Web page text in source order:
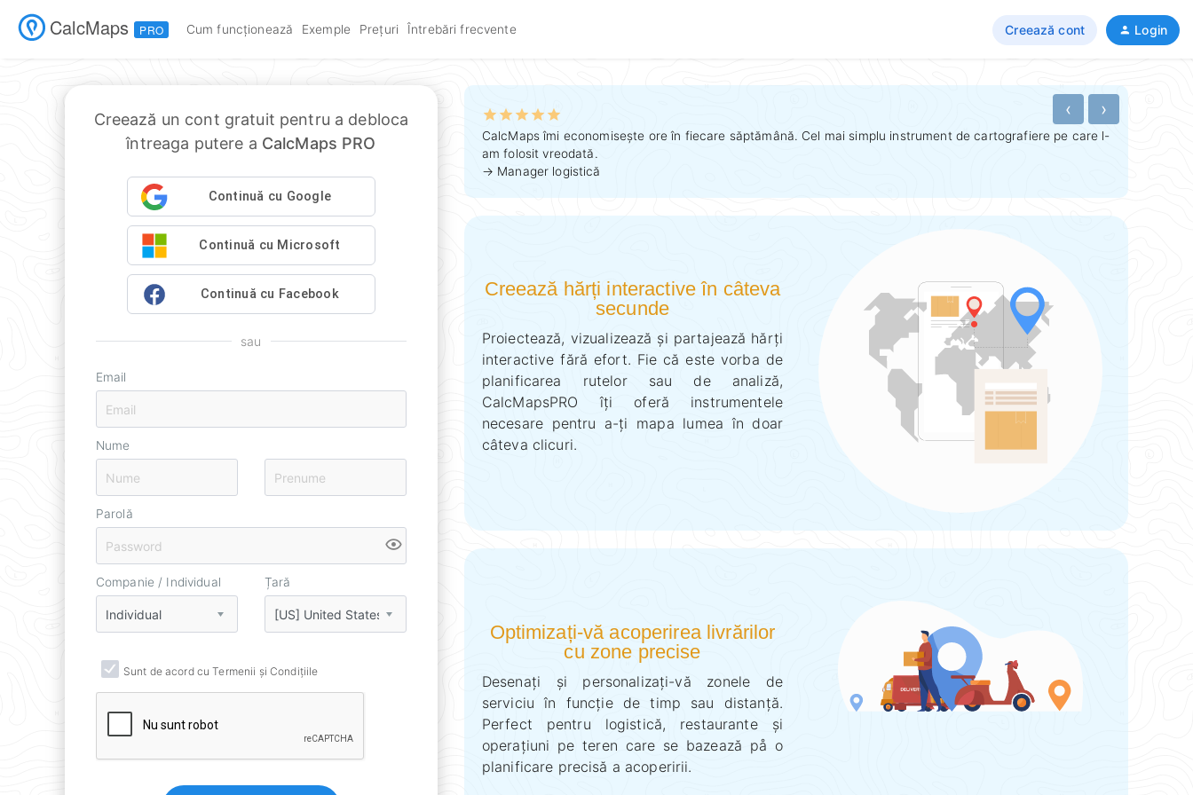
CalcMaps PRO Cum funcționează Exemple Prețuri Întrebări frecvente Creează cont Login
Creează un cont gratuit pentru a debloca
întreaga putere a CalcMaps PRO
Continuă cu Google
Continuă cu Microsoft
Continuă cu Facebook
sau
Email
Nume
Parolă
Companie / Individual Țară
Sunt de acord cu Termenii și Condițiile
CalcMaps îmi economisește ore în fiecare săptămână. Cel mai simplu instrument de cartografiere pe care l-
am folosit vreodată.
→ Manager logistică
‹ ›
Creează hărți interactive în câteva
secunde
Proiectează, vizualizează și partajează hărți
interactive fără efort. Fie că este vorba de
planificarea rutelor sau de analiză,
CalcMapsPRO îți oferă instrumentele
necesare pentru a-ți mapa lumea în doar
câteva clicuri.
Optimizați-vă acoperirea livrărilor
cu zone precise
Desenați și personalizați-vă zonele de
serviciu în funcție de timp sau distanță.
Perfect pentru logistică, restaurante și
operațiuni pe teren care se bazează på o
planificare precisă a acoperirii.